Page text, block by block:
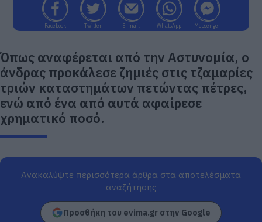
Facebook Twitter E-mail WhatsApp Messenger
Όπως αναφέρεται από την Αστυνομία, ο
άνδρας προκάλεσε ζημιές στις τζαμαρίες
τριών καταστημάτων πετώντας πέτρες,
ενώ από ένα από αυτά αφαίρεσε
χρηματικό ποσό.
Ανακαλύψτε περισσότερα άρθρα στα αποτελέσματα
αναζήτησης
Προσθήκη του evima.gr στην Google